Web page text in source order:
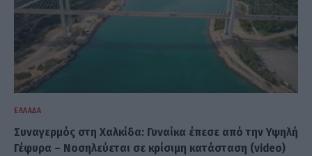
ΕΛΛΆΔΑ
Συναγερμός στη Χαλκίδα: Γυναίκα έπεσε από την Υψηλή
Γέφυρα – Νοσηλεύεται σε κρίσιμη κατάσταση (video)